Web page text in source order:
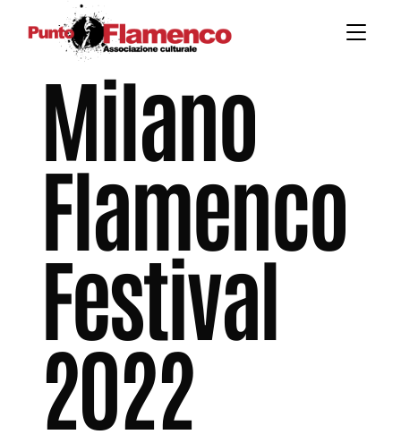
Milano
Flamenco
Festival
2022